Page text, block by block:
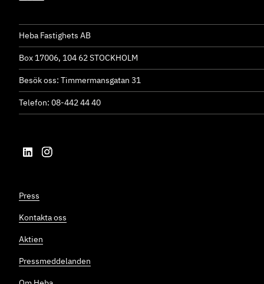
Press
Kontakta oss
Aktien
Pressmeddelanden
Heba Fastighets AB
Box 17006, 104 62 STOCKHOLM
Besök oss: Timmermansgatan 31
Telefon: 08-442 44 40